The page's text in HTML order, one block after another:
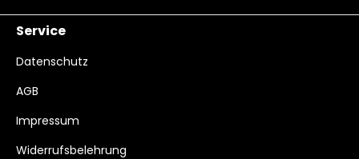
Service
Datenschutz
AGB
Impressum
Widerrufsbelehrung